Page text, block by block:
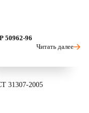
50962-96
Читать далее